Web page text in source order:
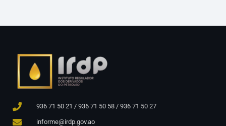
936 71 50 21 / 936 71 50 58 / 936 71 50 27
informe@irdp.gov.ao